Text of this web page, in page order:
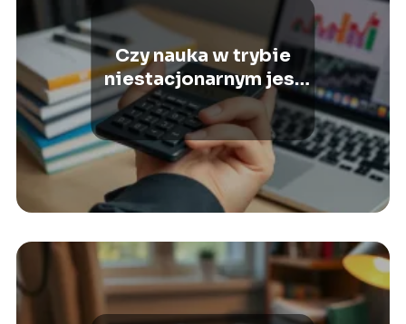
Czy nauka w trybie
niestacjonarnym jest
odpłatna?